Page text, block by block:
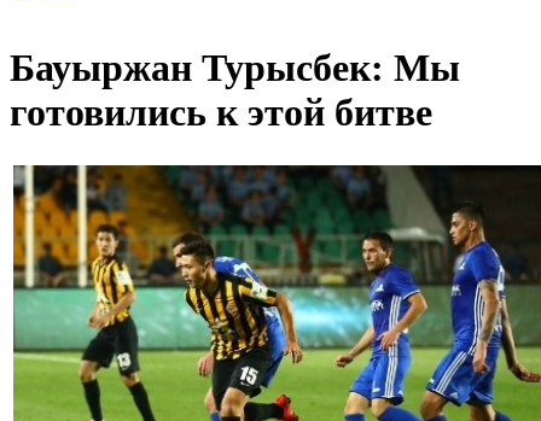
Бауыржан Турысбек: Мы
готовились к этой битве